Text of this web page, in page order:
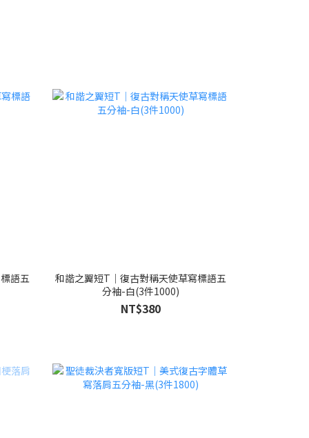
語五
和諧之翼短T｜復古對稱天使草寫標語五
分袖-白(3件1000)
NT$380